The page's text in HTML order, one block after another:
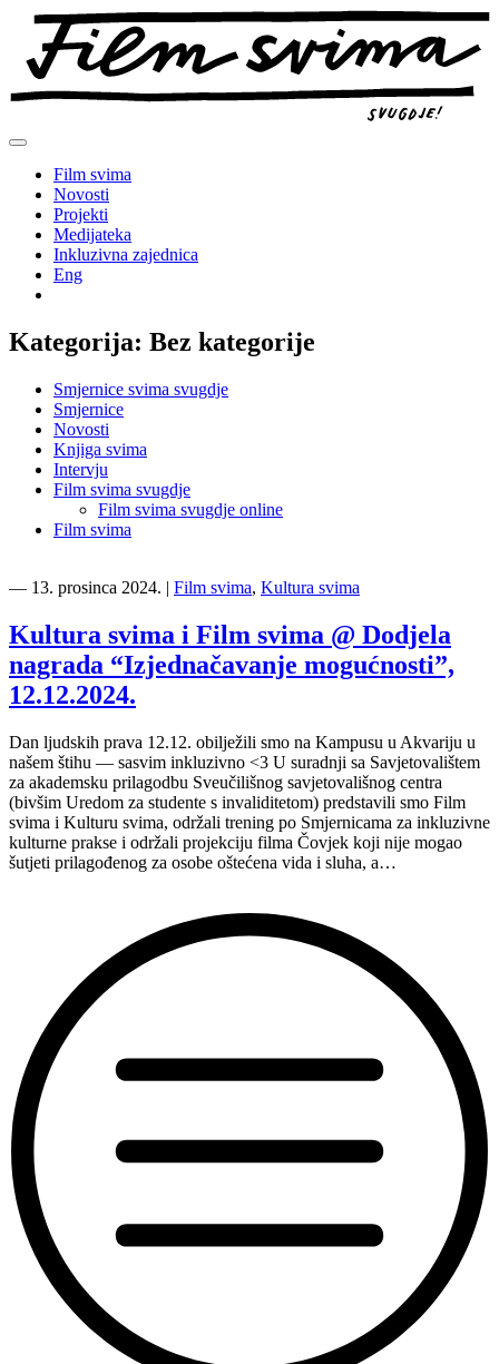
Preskoči
sadržaj
Film svima
Novosti
Projekti
Medijateka
Inkluzivna zajednica
Eng
Kategorija: Bez kategorije
Smjernice svima svugdje
Smjernice
Novosti
Knjiga svima
Intervju
Film svima svugdje
Film svima svugdje online
Film svima
― 13. prosinca 2024. | Film svima, Kultura svima
Kultura svima i Film svima @ Dodjela
nagrada “Izjednačavanje mogućnosti”,
12.12.2024.
Dan ljudskih prava 12.12. obilježili smo na Kampusu u Akvariju u
našem štihu — sasvim inkluzivno <3 U suradnji sa Savjetovalištem
za akademsku prilagodbu Sveučilišnog savjetovališnog centra
(bivšim Uredom za studente s invaliditetom) predstavili smo Film
svima i Kulturu svima, održali trening po Smjernicama za inkluzivne
kulturne prakse i održali projekciju filma Čovjek koji nije mogao
šutjeti prilagođenog za osobe oštećena vida i sluha, a…